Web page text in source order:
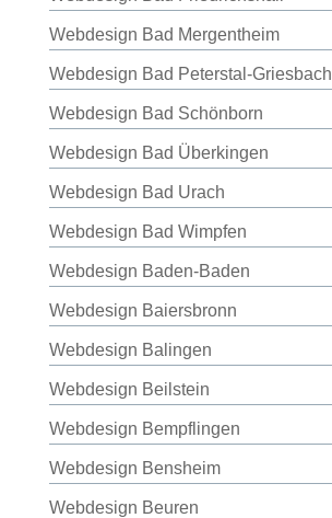
Webdesign Bad Mergentheim
Webdesign Bad Peterstal-Griesbach
Webdesign Bad Schönborn
Webdesign Bad Überkingen
Webdesign Bad Urach
Webdesign Bad Wimpfen
Webdesign Baden-Baden
Webdesign Baiersbronn
Webdesign Balingen
Webdesign Beilstein
Webdesign Bempflingen
Webdesign Bensheim
Webdesign Beuren